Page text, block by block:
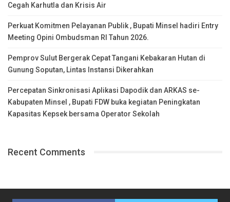
Cegah Karhutla dan Krisis Air
Perkuat Komitmen Pelayanan Publik , Bupati Minsel hadiri Entry
Meeting Opini Ombudsman RI Tahun 2026.
Pemprov Sulut Bergerak Cepat Tangani Kebakaran Hutan di
Gunung Soputan, Lintas Instansi Dikerahkan
Percepatan Sinkronisasi Aplikasi Dapodik dan ARKAS se-
Kabupaten Minsel , Bupati FDW buka kegiatan Peningkatan
Kapasitas Kepsek bersama Operator Sekolah
Recent Comments